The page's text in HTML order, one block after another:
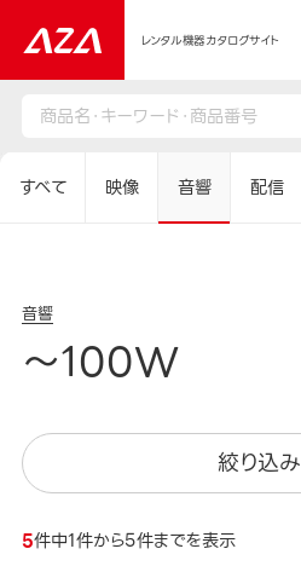
レンタル機器カタログサイト
すべて 映像 音響 配信
音響
～100W
絞り込み
5件中1件から5件までを表示